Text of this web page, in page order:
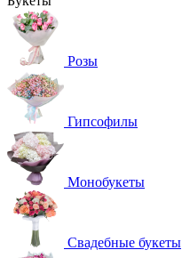
Розы
Гипсофилы
Монобукеты
Свадебные букеты